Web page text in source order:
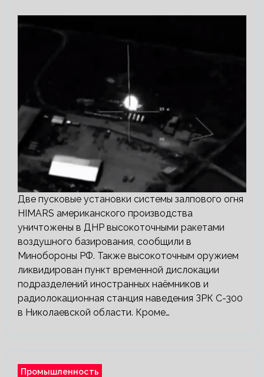
Две пусковые установки системы залпового огня
HIMARS американского производства
уничтожены в ДНР высокоточными ракетами
воздушного базирования, сообщили в
Минобороны РФ. Также высокоточным оружием
ликвидирован пункт временной дислокации
подразделений иностранных наёмников и
радиолокационная станция наведения ЗРК С-300
в Николаевской области. Кроме…
Промышленность